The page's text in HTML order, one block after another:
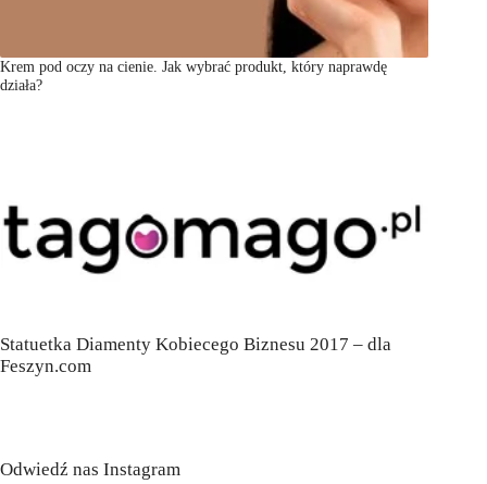
Krem pod oczy na cienie. Jak wybrać produkt, który naprawdę
działa?
Statuetka Diamenty Kobiecego Biznesu 2017 – dla
Feszyn.com
Odwiedź nas Instagram